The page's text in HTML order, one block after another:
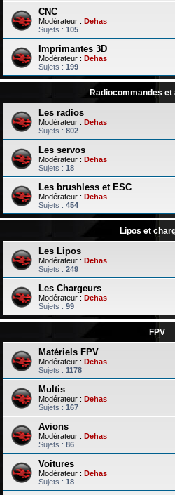
CNC
Modérateur : Dehas
Sujets : 105
Imprimantes 3D
Modérateur : Dehas
Sujets : 199
Radiocommandes
Les radios
Modérateur : Dehas
Sujets : 802
Les servos
Modérateur : Dehas
Sujets : 18
Les brushless et ESC
Modérateur : Dehas
Sujets : 454
Lipos et
Les Lipos
Modérateur : Dehas
Sujets : 249
Les Chargeurs
Modérateur : Dehas
Sujets : 99
FPV
Matériels FPV
Modérateur : Dehas
Sujets : 1178
Multis
Modérateur : Dehas
Sujets : 167
Avions
Modérateur : Dehas
Sujets : 86
Voitures
Modérateur : Dehas
Sujets : 18